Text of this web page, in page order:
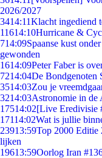
2026/2027
3414:11Klacht ingediend
11614:10Hurricane &
714:09Spaanse kust
gewonden
1614:09Peter Faber is
7214:04De Bondgenoten
3514:03Zou je
3214:03Astronomie in de
17514:02[Live Eredivisie
17114:02Wat is jullie
23913:59Top 2000 Editie
lijken
19613:59Oorlog Iran